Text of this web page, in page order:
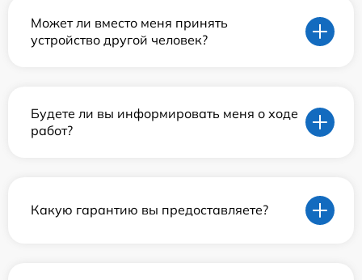
Может ли вместо меня принять
устройство другой человек?
Будете ли вы информировать меня о ходе
работ?
Какую гарантию вы предоставляете?